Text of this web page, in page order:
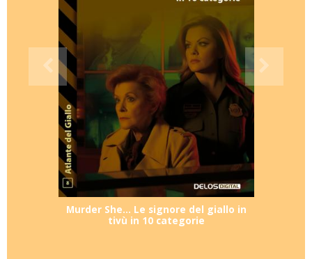
Murder She… Le signore del giallo in
tivù in 10 categorie